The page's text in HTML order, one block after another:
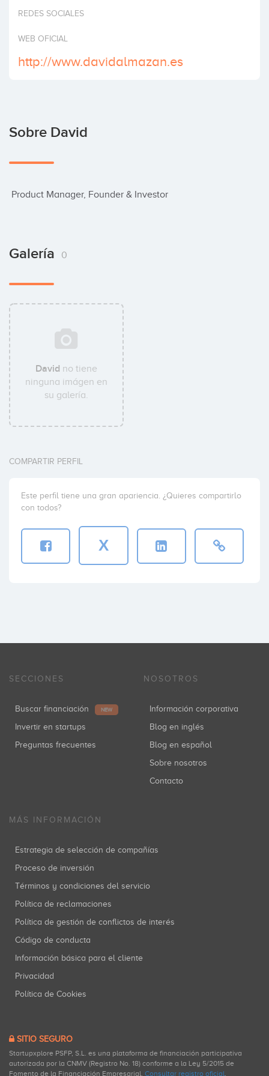
Invertir
REDES SOCIALES
WEB OFICIAL
http://www.davidalmazan.es
Sobre David
Product Manager, Founder & Investor
Galería 0
David no tiene
ninguna imágen en
su galería.
COMPARTIR PERFIL
Este perfil tiene una gran apariencia. ¿Quieres compartirlo
con todos?
X
SECCIONES
Buscar financiación NEW
Invertir en startups
Preguntas frecuentes
NOSOTROS
Información corporativa
Blog en inglés
Blog en español
Sobre nosotros
Contacto
MÁS INFORMACIÓN
Estrategia de selección de compañías
Proceso de inversión
Términos y condiciones del servicio
Política de reclamaciones
Política de gestión de conflictos de interés
Código de conducta
Información básica para el cliente
Privacidad
Política de Cookies
SITIO SEGURO
Startupxplore PSFP, S.L. es una plataforma de financiación participativa
autorizada por la CNMV (Registro No. 18) conforme a la Ley 5/2015 de
Fomento de la Financiación Empresarial. Consultar registro oficial.